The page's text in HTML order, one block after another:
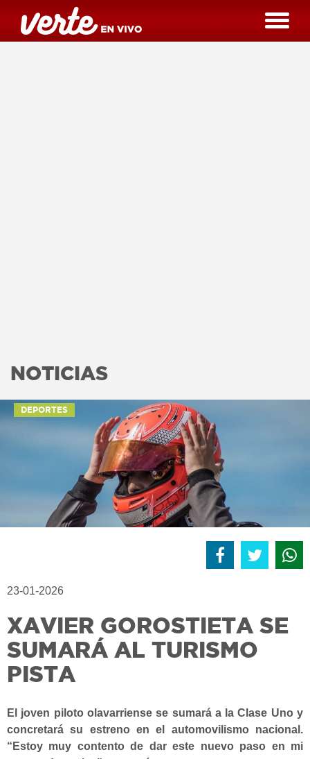
NOTICIAS
DEPORTES
23-01-2026
XAVIER GOROSTIETA SE
SUMARÁ AL TURISMO
PISTA
El joven piloto olavarriense se sumará a la Clase Uno y
concretará su estreno en el automovilismo nacional.
“Estoy muy contento de dar este nuevo paso en mi